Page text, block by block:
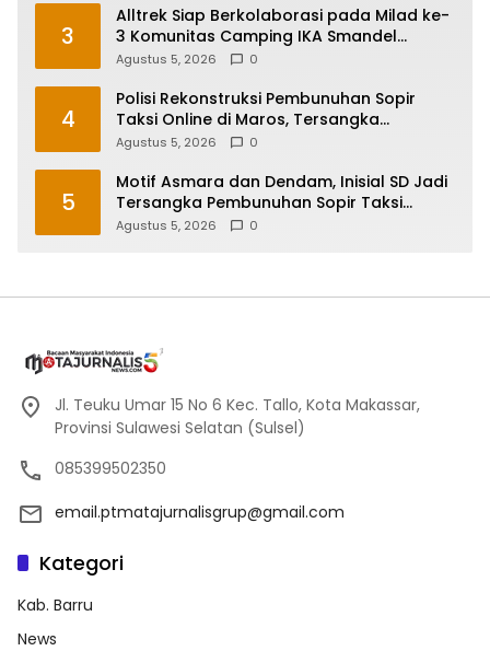
3
Alltrek Siap Berkolaborasi pada Milad ke-
3 Komunitas Camping IKA Smandel
Makassar di Malino
Agustus 5, 2026 0
4
Polisi Rekonstruksi Pembunuhan Sopir
Taksi Online di Maros, Tersangka
Peragakan 24 Adegan
Agustus 5, 2026 0
5
Motif Asmara dan Dendam, Inisial SD Jadi
Tersangka Pembunuhan Sopir Taksi
Online di Maros
Agustus 5, 2026 0
Jl. Teuku Umar 15 No 6 Kec. Tallo, Kota Makassar,
Provinsi Sulawesi Selatan (Sulsel)
085399502350
email.ptmatajurnalisgrup@gmail.com
Kategori
Kab. Barru
News